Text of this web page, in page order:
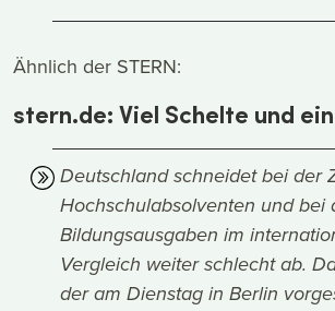
Ähnlich der STERN:
stern.de: Viel Schelte und
Deutschland schneidet bei der
Hochschulabsolventen und bei
Bildungsausgaben im
Vergleich weiter schlecht ab.
der am Dienstag in Berlin